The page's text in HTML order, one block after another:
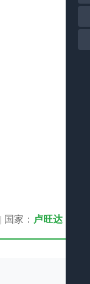
| 国家： 卢旺达